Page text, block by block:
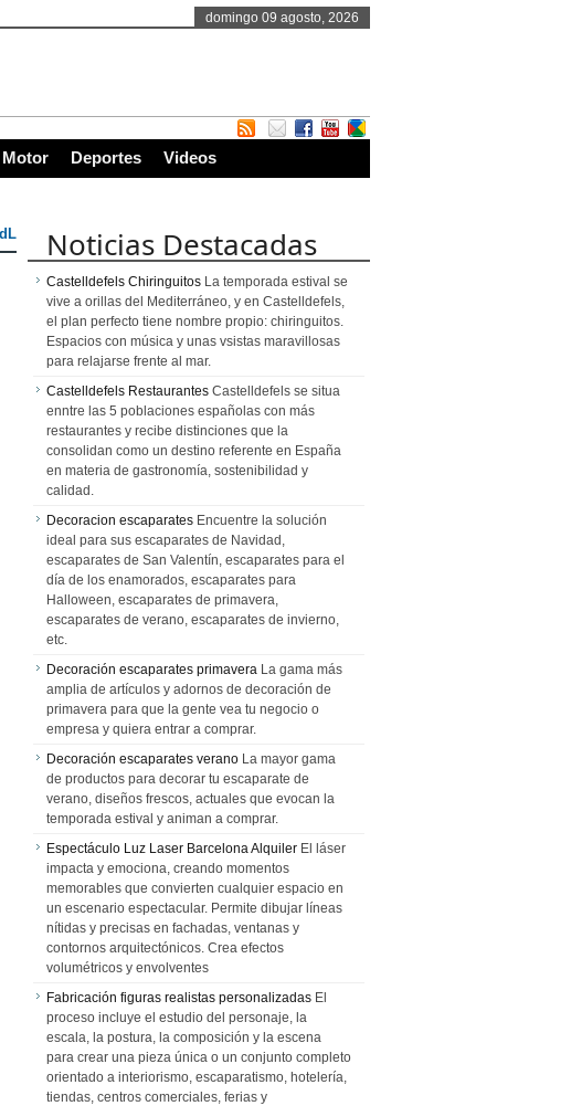
domingo 09 agosto, 2026
Motor Deportes Videos
Noticias Destacadas
Castelldefels Chiringuitos La temporada estival se
vive a orillas del Mediterráneo, y en Castelldefels,
el plan perfecto tiene nombre propio: chiringuitos.
Espacios con música y unas vsistas maravillosas
para relajarse frente al mar.
Castelldefels Restaurantes Castelldefels se situa
enntre las 5 poblaciones españolas con más
restaurantes y recibe distinciones que la
consolidan como un destino referente en España
en materia de gastronomía, sostenibilidad y
calidad.
Decoracion escaparates Encuentre la solución
ideal para sus escaparates de Navidad,
escaparates de San Valentín, escaparates para el
día de los enamorados, escaparates para
Halloween, escaparates de primavera,
escaparates de verano, escaparates de invierno,
etc.
Decoración escaparates primavera La gama más
amplia de artículos y adornos de decoración de
primavera para que la gente vea tu negocio o
empresa y quiera entrar a comprar.
Decoración escaparates verano La mayor gama
de productos para decorar tu escaparate de
verano, diseños frescos, actuales que evocan la
temporada estival y animan a comprar.
Espectáculo Luz Laser Barcelona Alquiler El láser
impacta y emociona, creando momentos
memorables que convierten cualquier espacio en
un escenario espectacular. Permite dibujar líneas
nítidas y precisas en fachadas, ventanas y
contornos arquitectónicos. Crea efectos
volumétricos y envolventes
Fabricación figuras realistas personalizadas El
proceso incluye el estudio del personaje, la
escala, la postura, la composición y la escena
para crear una pieza única o un conjunto completo
orientado a interiorismo, escaparatismo, hotelería,
tiendas, centros comerciales, ferias y